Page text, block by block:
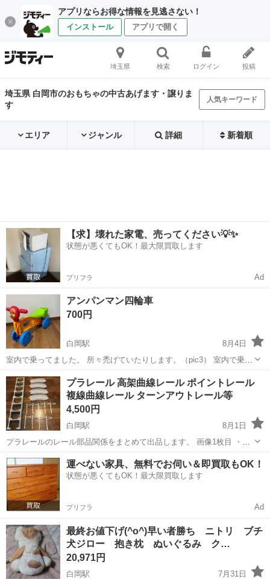
アプリならお得な情報を見逃さない！
インストール アプリで開く
埼玉県 検索 ログイン 投稿
埼玉県 白岡市のおもちゃの中古あげます・譲りま
す
人気キーワード
エリア ジャンル 詳細 新着順
【求】壊れた家電、売ってください💡✨
状態が悪くてもOK！最大限買取します
プリフラ Ad
アンパンマン四輪車
700円
白岡駅
8月4日
室内で乗ってました。 所々禿げていたりします。（pic3） 室内で乗っ
てましたがタイヤに傷もあり。（pic4） 乗る分には問題なく乗って遊
べます😊
埼玉 白岡市 三輪車 四輪車
プラレール 高架曲線レール ポイントレール
複線曲線レール ターンアウトレール等
4,500円
白岡駅
8月1日
プラレールのレール部品関係をまとめて出品し￼￼￼￼￼ます。 画像1枚目 ・高
架曲線レール…レール4本、ブロック橋脚8本、架線柱9本。 画像2枚目
・8の字ポイントレール …L3本、R1本の合計4本。 ・Y字ポイントレー
ル...
埼玉 白岡市 白岡駅 おもちゃ 複線
運べない家具、無料でお伺い＆即買取もOK！
状態が悪くてもOK！最大限買取します
プリフラ Ad
最終お値下げ(^o^)早い者勝ち ニトリ ブチ
犬ジロー 抱き枕 ぬいぐるみ ク…
20,971円
白岡駅
7月31日